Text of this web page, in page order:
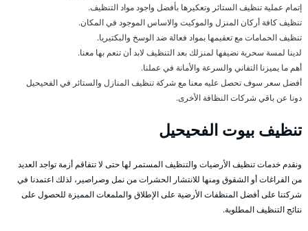
إتمام عملية تنظيف الستائر وتعكيرها بأفضل واجود مواد التنظيف.
تنظيف كافة أركان المنزل والموكيت والاساس الموجود في المكان.
تنظيف الحمامات مع تعقيمها بمواد فعالة ضد الوسخ والبكتيريا.
لدينا لمسة سحرية نضيفها لمنزلك بعد التنظيف لابد أن تنعم بها معنا.
أهم ما يميزنا التفاني والسرعة والأمانة في عملنا.
أفضل سعر سوف تحصل عليه معنا مع شركة تنظيف المنازل والستائر في الفحيحيل
دونا عن باقي شركات النظافة الأخرى.
تنظيف بيوت الفحيحيل
ونقدم خدمات تنظيف الأرضيات والتنظيف المستمر لها حتى لا تتفاقم أزمة تواجد العديد
من الفراغات أو الشقوق ومنها للانتشار الحشرات من نمل وصراصير، لذلك اعتمدنا في
شركتنا على أفضل المنظفات الأرضية على الإطلاق والملمعات المميزة للحصول على
نتائج التنظيف المطلوبة.